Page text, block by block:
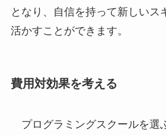
となり、自信を持って新しいス
活かすことができます。
費用対効果を考える
プログラミングスクールを選